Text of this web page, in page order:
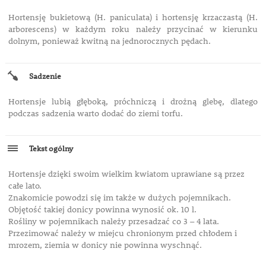
Hortensję bukietową (H. paniculata) i hortensję krzaczastą (H.
arborescens) w każdym roku należy przycinać w kierunku
dolnym, ponieważ kwitną na jednorocznych pędach.
Sadzenie
Hortensje lubią głęboką, próchniczą i drożną glebę, dlatego
podczas sadzenia warto dodać do ziemi torfu.
Tekst ogólny
Hortensje dzięki swoim wielkim kwiatom uprawiane są przez
całe lato.
Znakomicie powodzi się im także w dużych pojemnikach.
Objętość takiej donicy powinna wynosić ok. 10 l.
Rośliny w pojemnikach należy przesadzać co 3 – 4 lata.
Przezimować należy w miejcu chronionym przed chłodem i
mrozem, ziemia w donicy nie powinna wyschnąć.